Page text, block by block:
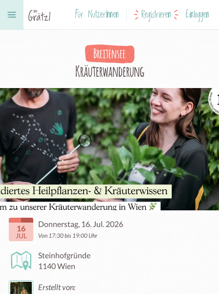
Für NutzerInnen Registrieren Einloggen
Breitensee
Kräuterwanderung
16
JUL
Donnerstag, 16. Jul. 2026
Von 17:30 bis 19:00 Uhr
Steinhofgründe
1140 Wien
Erstellt von: